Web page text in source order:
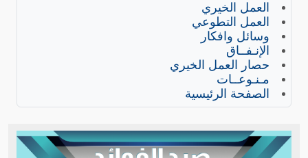
العمل الخيري
العمل التطوعي
وسائل وافكار
الإنـفــاق
حصار العمل الخيري
مـنـوعــات
الصفحة الرئيسية